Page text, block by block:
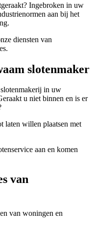
Ingebroken in uw
aan bij het
diensten van
slotenmaker
in uw
u niet binnen en is er
laten willen plaatsen met
aan en komen
van
van woningen en